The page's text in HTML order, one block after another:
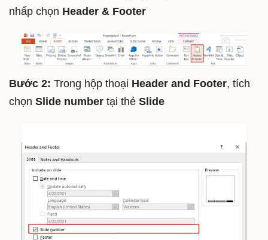
nhấp chọn Header & Footer
Bước 2: Trong hộp thoại Header and Footer, tích
chọn Slide number tại thẻ Slide